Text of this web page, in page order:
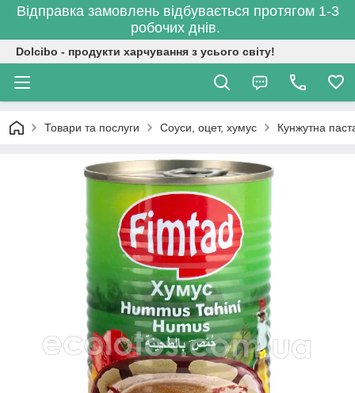
Відправка замовлень відбувається протягом 1-3
робочих днів.
Dolcibo - продукти харчування з усього світу!
Товари та послуги Соуси, оцет, хумус Кунжутна